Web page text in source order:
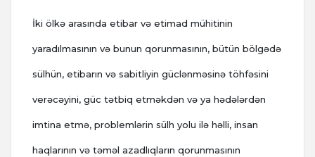
İki ölkə arasında etibar və etimad mühitinin
yaradılmasının və bunun qorunmasının, bütün bölgədə
sülhün, etibarın və sabitliyin güclənməsinə töhfəsini
verəcəyini, güc tətbiq etməkdən və ya hədələrdən
imtina etmə, problemlərin sülh yolu ilə həlli, insan
haqlarının və təməl azadlıqların qorunmasının